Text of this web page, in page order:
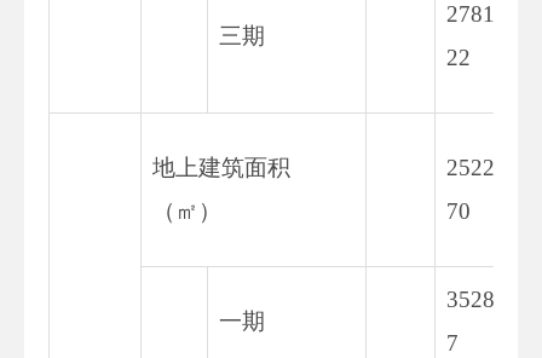
三期
27811.
22
地上建筑面积
（㎡）
25221.
70
一期
3528.7
7